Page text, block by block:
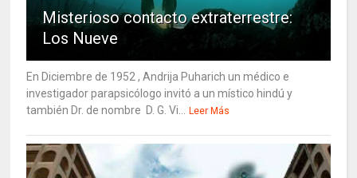
Misterioso contacto extraterrestre:
Los Nueve
En Diciembre de 1952 , Andrija Puharich un médico e
investigador parapsicólogo invitó a un místico hindú y
también Dr. de nombre D. G. Vi...
Leer Más